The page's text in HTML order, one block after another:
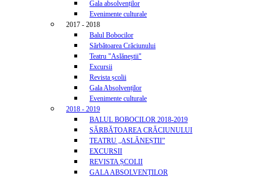
Gala absolvenților
Evenimente culturale
2017 - 2018
Balul Bobocilor
Sărbătoarea Crăciunului
Teatru "Aslăneștii"
Excursii
Revista școlii
Gala Absolvenților
Evenimente culturale
2018 - 2019
BALUL BOBOCILOR 2018-2019
SĂRBĂTOAREA CRĂCIUNULUI
TEATRU „ASLĂNEȘTII”
EXCURSII
REVISTA ȘCOLII
GALA ABSOLVENȚILOR